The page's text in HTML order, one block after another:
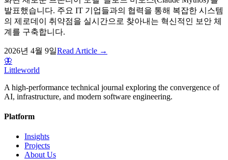
발표했습니다. 주요 IT 기업들과의 협력을 통해 복잡한 시스템
의 제로데이 취약점을 실시간으로 찾아내는 혁신적인 보안 체
계를 구축합니다.
2026년 4월 9일Read Article →
🦋
Littleworld
A high-performance technical journal exploring the convergence of
AI, infrastructure, and modern software engineering.
Platform
Insights
Projects
About Us